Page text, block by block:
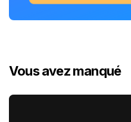
Vous avez manqué